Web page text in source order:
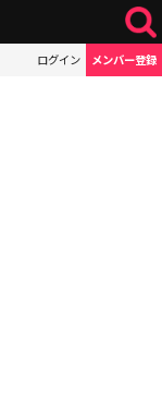
ログイン メンバー登録